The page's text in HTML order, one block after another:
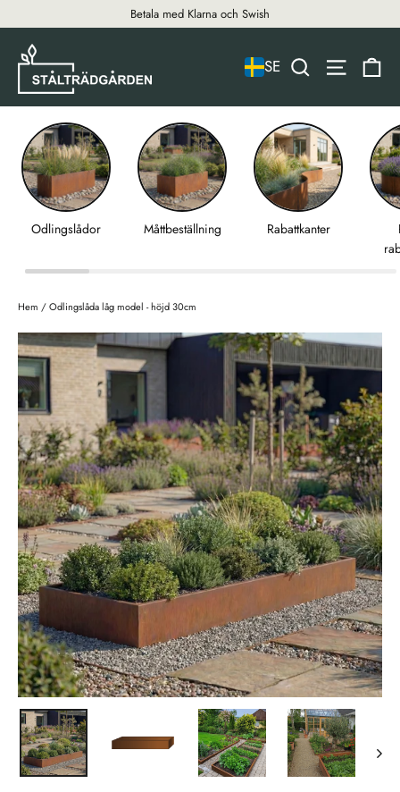
till
innehållet
Betala med Klarna och Swish
SE titel
Odlingslådor Måttbeställning Rabattkanter
Hem /Odlingslåda låg model - höjd 30cm